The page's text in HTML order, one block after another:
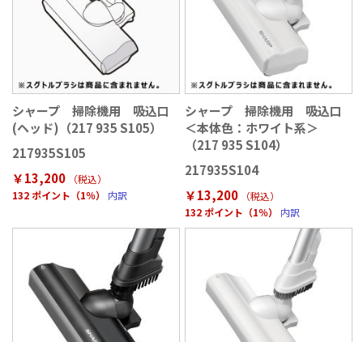
シャープ 掃除機用 吸込口
(ヘッド)（217 935 S105）
217935S105
￥13,200
（税込）
132 ポイント（1％）
内訳
シャープ 掃除機用 吸込口
＜本体色：ホワイト系＞
（217 935 S104）
217935S104
￥13,200
（税込）
132 ポイント（1％）
内訳